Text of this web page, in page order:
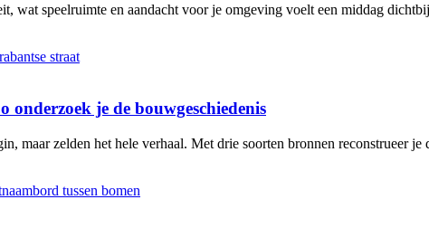
wat speelruimte en aandacht voor je omgeving voelt een middag
onderzoek je de bouwgeschiedenis
maar zelden het hele verhaal. Met drie soorten bronnen reconstrueer